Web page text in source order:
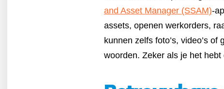
and Asset Manager (SSAM)-
assets, openen werkorders,
kunnen zelfs foto’s, video’s
woorden. Zeker als je het